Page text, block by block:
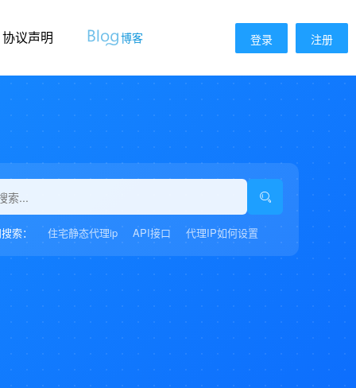
协议声明 博客 登录 注册
索： 住宅静态代理ip API接口 代理IP如何设置